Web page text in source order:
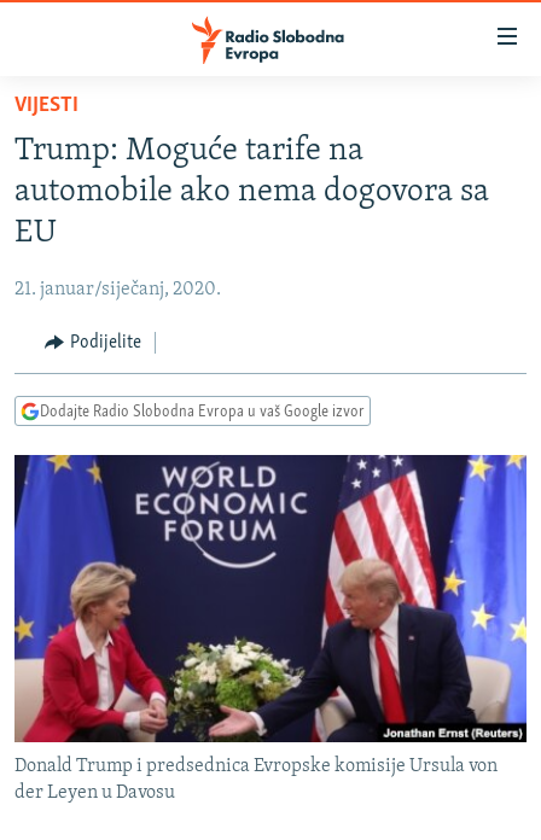
Pređite
glavni
sadržaj
Pređite
na
glavnu
navigaciju
Pređite
na
pretragu
BOSNA I HERCEGOVINA
SRBIJA
CRNA GORA
VIZUELNO
INFOGRAFIKE
RAT U UKRAJINI
KINA NA BALKANU
RSE PRIČE IZ SVIJETA
ISPRIČAJ MI
DNEVNO@RSE
SPECIJALI RSE
VIŠE OD NASLOVA
GENOCID U SREBRENICI
POPLAVE I KLIZIŠTA U BIH 2024.
PRATITE NAS
VIJESTI
Trump: Moguće tarife na
automobile ako nema dogovora sa
EU
21. januar/siječanj, 2020.
Podijelite
Dodajte Radio Slobodna Evropa u vaš Google izvor
Donald Trump i predsednica Evropske komisije Ursula von
der Leyen u Davosu